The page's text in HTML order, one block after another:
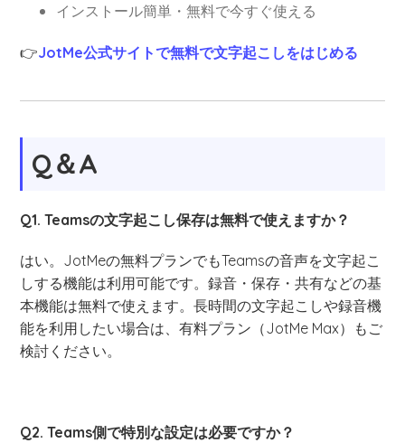
インストール簡単・無料で今すぐ使える
👉JotMe公式サイトで無料で文字起こしをはじめる
Q＆A
Q1. Teamsの文字起こし保存は無料で使えますか？
はい。JotMeの無料プランでもTeamsの音声を文字起こ
しする機能は利用可能です。録音・保存・共有などの基
本機能は無料で使えます。長時間の文字起こしや録音機
能を利用したい場合は、有料プラン（JotMe Max）もご
検討ください。
Q2. Teams側で特別な設定は必要ですか？